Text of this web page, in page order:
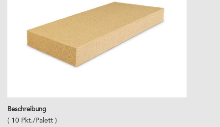
Beschreibung
( 10 Pkt./Palett )